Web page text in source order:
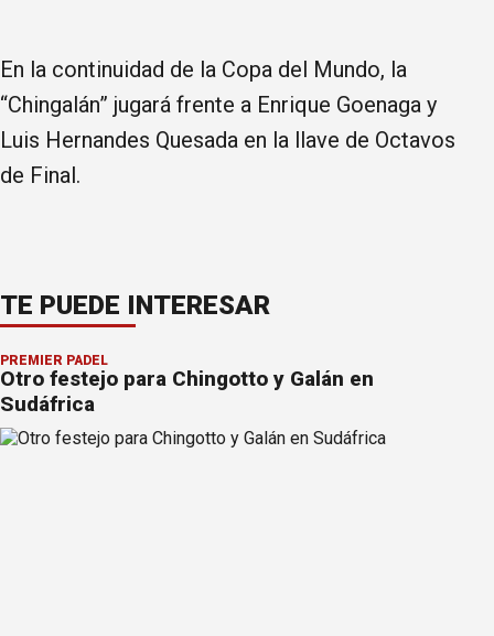
En la continuidad de la Copa del Mundo, la
“Chingalán” jugará frente a Enrique Goenaga y
Luis Hernandes Quesada en la llave de Octavos
de Final.
TE PUEDE INTERESAR
PREMIER PÁDEL
Otro festejo para Chingotto y Galán en
Sudáfrica